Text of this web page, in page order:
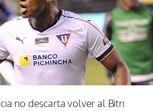
no descarta volver al Bitri